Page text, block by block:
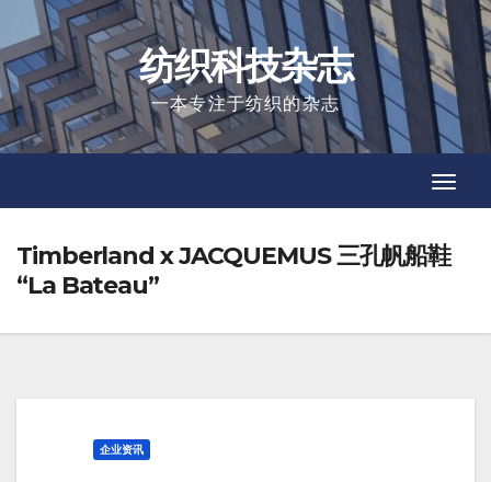
to
content
纺织科技杂志
一本专注于纺织的杂志
Timberland x JACQUEMUS 三孔帆船鞋
“La Bateau”
企业资讯